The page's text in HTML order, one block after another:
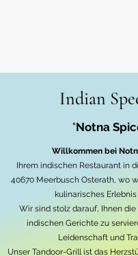
Indian
"Notna
Willkommen bei
Ihrem indischen Restaurant in
40670 Meerbusch Osterath, wo
kulinarisches Erlebnis
Wir sind stolz darauf, Ihnen
indischen Gerichte zu
Leidenschaft und
Unser Tandoor-Grill ist das